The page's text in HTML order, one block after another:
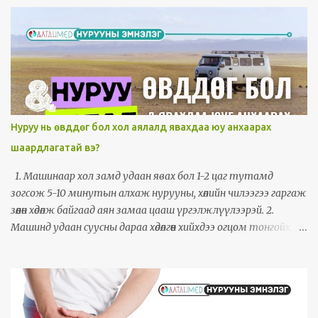
Нуруу нь өвддөг бол хол аялалд явахдаа юу анхаарах
шаардлагатай вэ?
1. Машинаар хол замд удаан явах бол 1-2 цаг тутамд
зогсож 5-10 минутын алхаж нурууны, хөлийн чилээгээ гаргаж
зөөлөн хөдөлж байгаад аян замаа цааш үргэлжлүүлээрэй. 2.
Машинд удаан суусны дараа хөдөлгөөн хийхдээ огцом тонгойх,
гулсаж бүсэлхий орчмоо арагшаа гүдийлгэж сууж болохгүй.
Суудалдаа аль болох тэгш суух хэрэгтэй. 4. Хэрвээ нурууны
ивээс тавих бол ууц хонго орчимдоо биш, бүсэлхий орчимдоо